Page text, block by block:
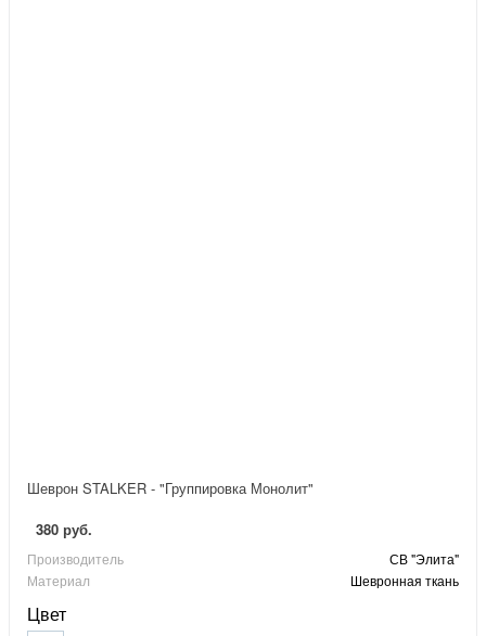
Шеврон STALKER - "Группировка Монолит"
380 руб.
Производитель
СВ "Элита"
Материал
Шевронная ткань
Цвет